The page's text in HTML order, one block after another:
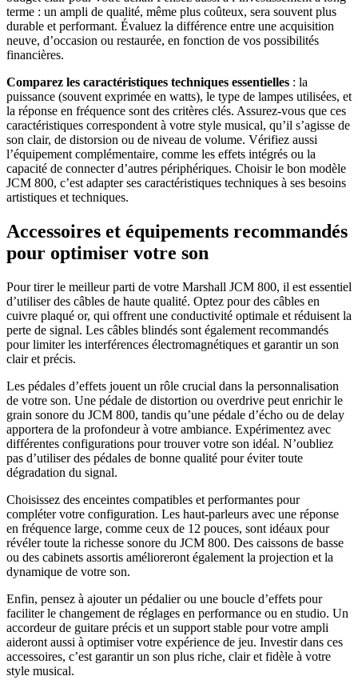
terme : un ampli de qualité, même plus coûteux, sera souvent plus
durable et performant. Évaluez la différence entre une acquisition
neuve, d’occasion ou restaurée, en fonction de vos possibilités
financières.
Comparez les caractéristiques techniques essentielles : la
puissance (souvent exprimée en watts), le type de lampes utilisées, et
la réponse en fréquence sont des critères clés. Assurez-vous que ces
caractéristiques correspondent à votre style musical, qu’il s’agisse de
son clair, de distorsion ou de niveau de volume. Vérifiez aussi
l’équipement complémentaire, comme les effets intégrés ou la
capacité de connecter d’autres périphériques. Choisir le bon modèle
JCM 800, c’est adapter ses caractéristiques techniques à ses besoins
artistiques et techniques.
Accessoires et équipements recommandés
pour optimiser votre son
Pour tirer le meilleur parti de votre Marshall JCM 800, il est essentiel
d’utiliser des câbles de haute qualité. Optez pour des câbles en
cuivre plaqué or, qui offrent une conductivité optimale et réduisent la
perte de signal. Les câbles blindés sont également recommandés
pour limiter les interférences électromagnétiques et garantir un son
clair et précis.
Les pédales d’effets jouent un rôle crucial dans la personnalisation
de votre son. Une pédale de distortion ou overdrive peut enrichir le
grain sonore du JCM 800, tandis qu’une pédale d’écho ou de delay
apportera de la profondeur à votre ambiance. Expérimentez avec
différentes configurations pour trouver votre son idéal. N’oubliez
pas d’utiliser des pédales de bonne qualité pour éviter toute
dégradation du signal.
Choisissez des enceintes compatibles et performantes pour
compléter votre configuration. Les haut-parleurs avec une réponse
en fréquence large, comme ceux de 12 pouces, sont idéaux pour
révéler toute la richesse sonore du JCM 800. Des caissons de basse
ou des cabinets assortis amélioreront également la projection et la
dynamique de votre son.
Enfin, pensez à ajouter un pédalier ou une boucle d’effets pour
faciliter le changement de réglages en performance ou en studio. Un
accordeur de guitare précis et un support stable pour votre ampli
aideront aussi à optimiser votre expérience de jeu. Investir dans ces
accessoires, c’est garantir un son plus riche, clair et fidèle à votre
style musical.